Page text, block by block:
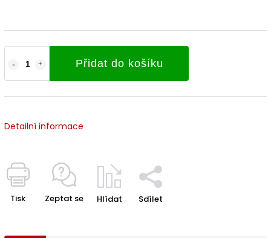
Přidat do košíku
Detailní informace
Tisk Zeptat se Hlídat Sdílet